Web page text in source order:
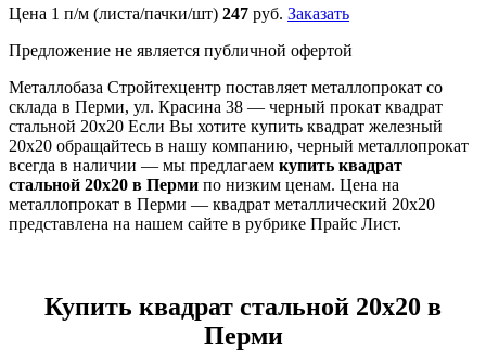
Цена 1 п/м (листа/пачки/шт) 247 руб. Заказать
Предложение не является публичной офертой
Металлобаза Стройтехцентр поставляет металлопрокат со
склада в Перми, ул. Красина 38 — черный прокат квадрат
стальной 20х20 Если Вы хотите купить квадрат железный
20х20 обращайтесь в нашу компанию, черный металлопрокат
всегда в наличии — мы предлагаем купить квадрат
стальной 20х20 в Перми по низким ценам. Цена на
металлопрокат в Перми — квадрат металлический 20х20
представлена на нашем сайте в рубрике Прайс Лист.
Купить квадрат стальной 20х20 в
Перми